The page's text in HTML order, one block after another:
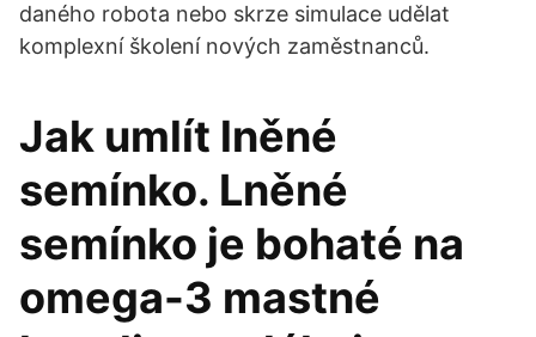
daného robota nebo skrze simulace udělat
komplexní školení nových zaměstnanců.
Jak umlít lněné
semínko. Lněné
semínko je bohaté na
omega-3 mastné